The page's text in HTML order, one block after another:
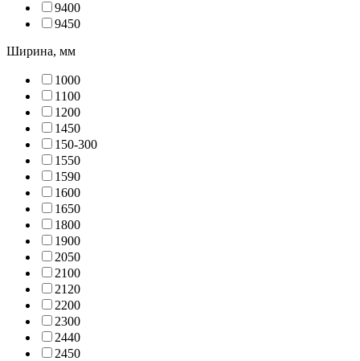
9400
9450
Ширина, мм
1000
1100
1200
1450
150-300
1550
1590
1600
1650
1800
1900
2050
2100
2120
2200
2300
2440
2450